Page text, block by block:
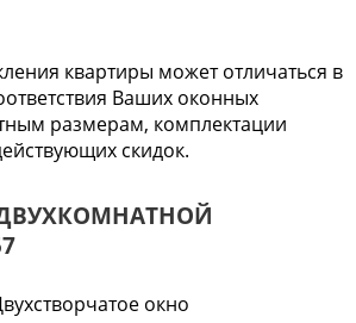
квартиры может отличаться в
Ваших оконных
размерам, комплектации
скидок.
окно